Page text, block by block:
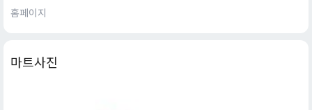
홈페이지
마트사진